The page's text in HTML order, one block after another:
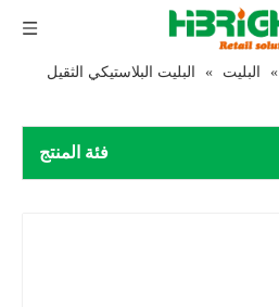
» البليت »
البليت البلاستيكي الثقيل
فئة المنتج